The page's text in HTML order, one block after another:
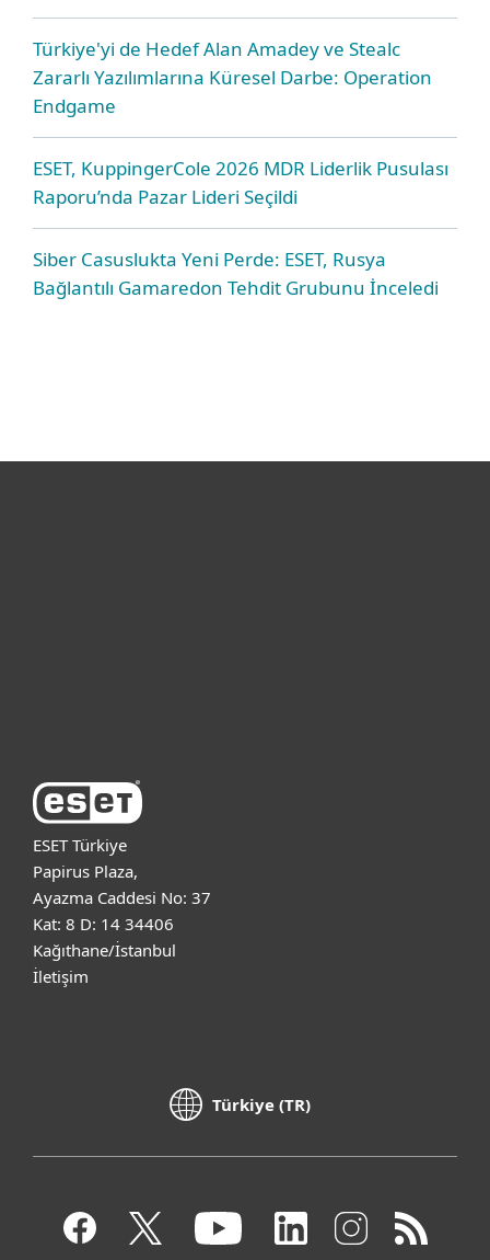
Türkiye'yi de Hedef Alan Amadey ve Stealc
Zararlı Yazılımlarına Küresel Darbe: Operation
Endgame
ESET, KuppingerCole 2026 MDR Liderlik Pusulası
Raporu’nda Pazar Lideri Seçildi
Siber Casuslukta Yeni Perde: ESET, Rusya
Bağlantılı Gamaredon Tehdit Grubunu İnceledi
ESET Türkiye
Papirus Plaza,
Ayazma Caddesi No: 37
Kat: 8 D: 14 34406
Kağıthane/İstanbul
İletişim
Türkiye (TR)